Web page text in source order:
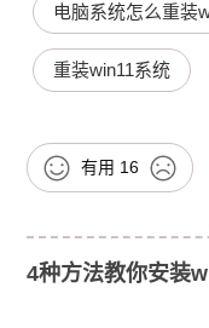
电脑系统怎么重装
重装win11系统
有用 16
4种方法教你安装